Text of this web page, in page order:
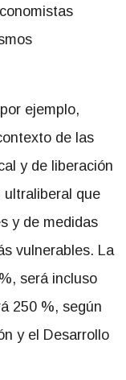
ejemplo,
de las
y de liberación
ultraliberal que
y de medidas
vulnerables. La
será incluso
250 %, según
y el Desarrollo